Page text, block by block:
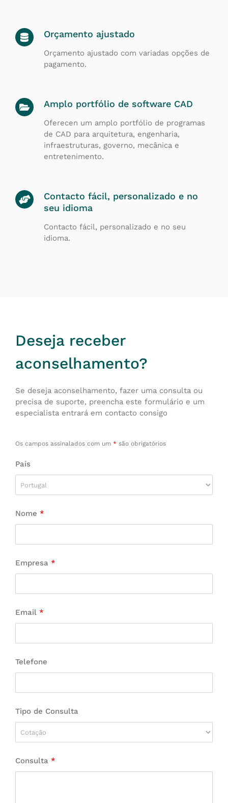
Orçamento ajustado
Orçamento ajustado com variadas opções de
pagamento.
Amplo portfólio de software CAD
Oferecen um amplo portfólio de programas
de CAD para arquitetura, engenharia,
infraestruturas, governo, mecânica e
entretenimento.
Contacto fácil, personalizado e no
seu idioma
Contacto fácil, personalizado e no seu
idioma.
Deseja receber
aconselhamento?
Se deseja aconselhamento, fazer uma consulta ou
precisa de suporte, preencha este formulário e um
especialista entrará em contacto consigo
Os campos assinalados com um * são obrigatórios
País
Nome *
Empresa *
Email *
Telefone
Tipo de Consulta
Consulta *